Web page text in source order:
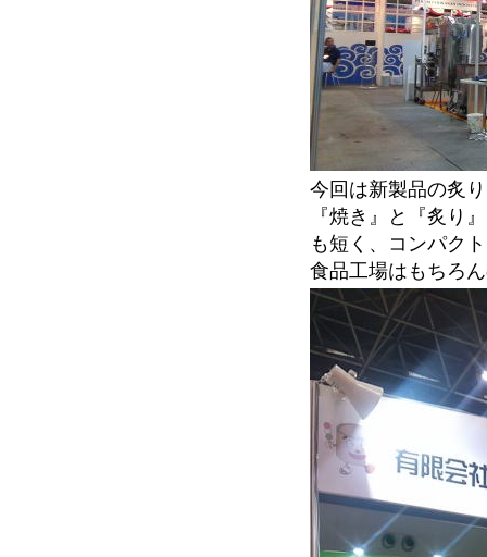
今回は新製品の炙
『焼き』と『炙り
も短く、コンパク
食品工場はもちろ